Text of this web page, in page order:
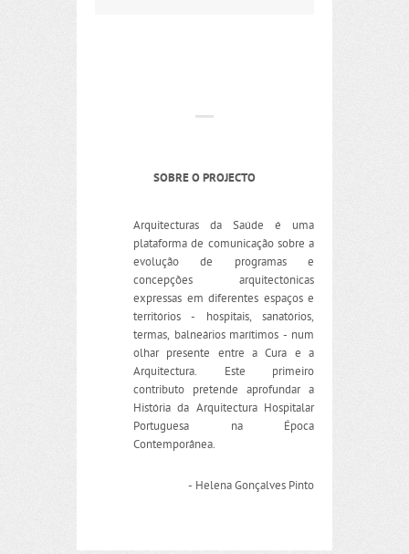
SOBRE O PROJECTO
Arquitecturas da Saúde é uma
plataforma de comunicação sobre a
evolução de programas e
concepções arquitectónicas
expressas em diferentes espaços e
territórios - hospitais, sanatórios,
termas, balneários marítimos - num
olhar presente entre a Cura e a
Arquitectura. Este primeiro
contributo pretende aprofundar a
História da Arquitectura Hospitalar
Portuguesa na Época
Contemporânea.
- Helena Gonçalves Pinto